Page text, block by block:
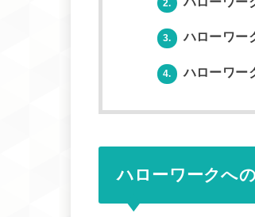
2.
3. ハローワー
4. ハローワー
ハローワークへ